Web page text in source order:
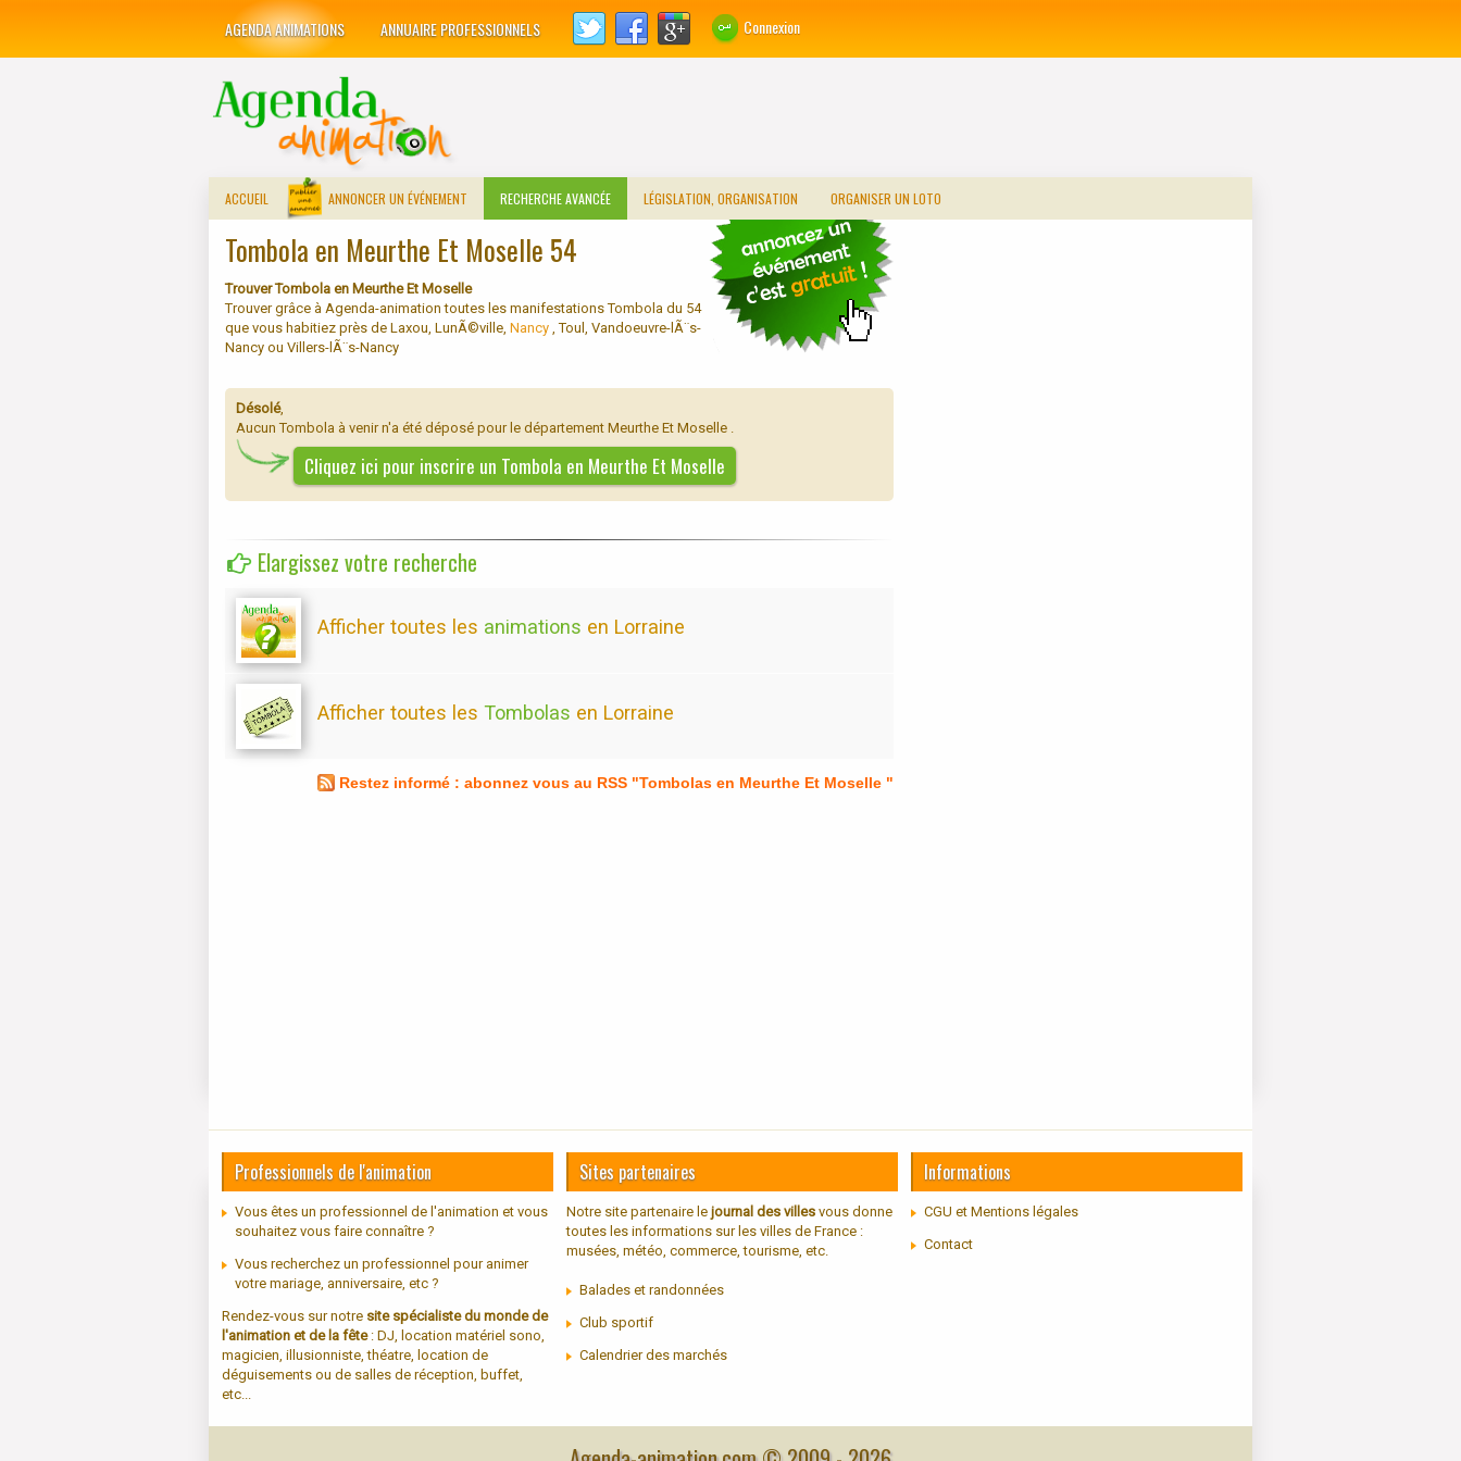
AGENDA ANIMATIONS ANNUAIRE PROFESSIONNELS Connexion
ACCUEIL ANNONCER UN ÉVÉNEMENT RECHERCHE AVANCÉE LÉGISLATION, ORGANISATION ORGANISER UN LOTO
Tombola en Meurthe Et Moselle 54
Trouver Tombola en Meurthe Et Moselle
Trouver grâce à Agenda-animation toutes les manifestations Tombola du 54
que vous habitiez près de Laxou, LunÃ©ville, Nancy , Toul, Vandoeuvre-lÃ¨s-
Nancy ou Villers-lÃ¨s-Nancy
Désolé,
Aucun Tombola à venir n'a été déposé pour le département Meurthe Et Moselle .
Cliquez ici pour inscrire un Tombola en Meurthe Et Moselle
Elargissez votre recherche
Afficher toutes les animations en Lorraine
Afficher toutes les Tombolas en Lorraine
Restez informé : abonnez vous au RSS "Tombolas en Meurthe Et Moselle "
Professionnels de l'animation
Vous êtes un professionnel de l'animation et vous
souhaitez vous faire connaître ?
Vous recherchez un professionnel pour animer
votre mariage, anniversaire, etc ?
Rendez-vous sur notre site spécialiste du monde de
l'animation et de la fête: DJ, location matériel sono,
magicien, illusionniste, théatre, location de
déguisements ou de salles de réception, buffet,
etc...
Sites partenaires
Notre site partenaire le journal des villes vous donne
toutes les informations sur les villes de France :
musées, météo, commerce, tourisme, etc.
Balades et randonnées
Club sportif
Calendrier des marchés
Informations
CGU et Mentions légales
Contact